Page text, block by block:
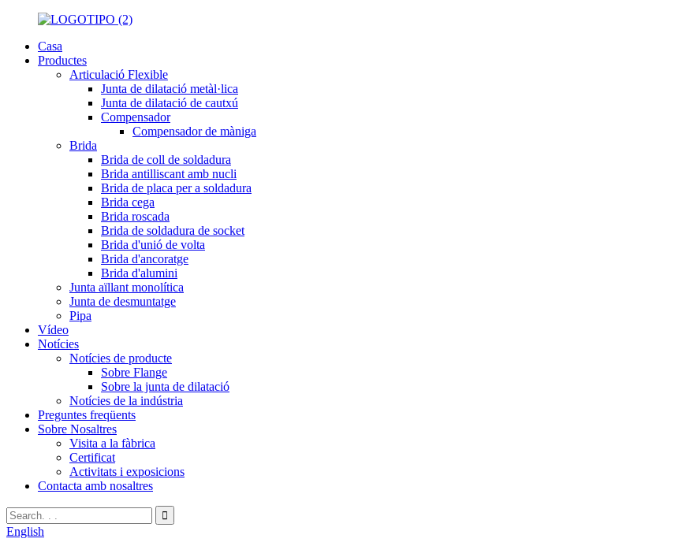
Casa
Productes
Articulació Flexible
Junta de dilatació metàl·lica
Junta de dilatació de cautxú
Compensador
Compensador de màniga
Brida
Brida de coll de soldadura
Brida antilliscant amb nucli
Brida de placa per a soldadura
Brida cega
Brida roscada
Brida de soldadura de socket
Brida d'unió de volta
Brida d'ancoratge
Brida d'alumini
Junta aïllant monolítica
Junta de desmuntatge
Pipa
Vídeo
Notícies
Notícies de producte
Sobre Flange
Sobre la junta de dilatació
Notícies de la indústria
Preguntes freqüents
Sobre Nosaltres
Visita a la fàbrica
Certificat
Activitats i exposicions
Contacta amb nosaltres
English